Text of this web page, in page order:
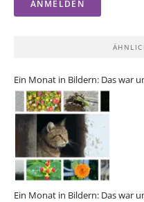
Ein Monat in Bildern: Das war
Ein Monat in Bildern: Das war